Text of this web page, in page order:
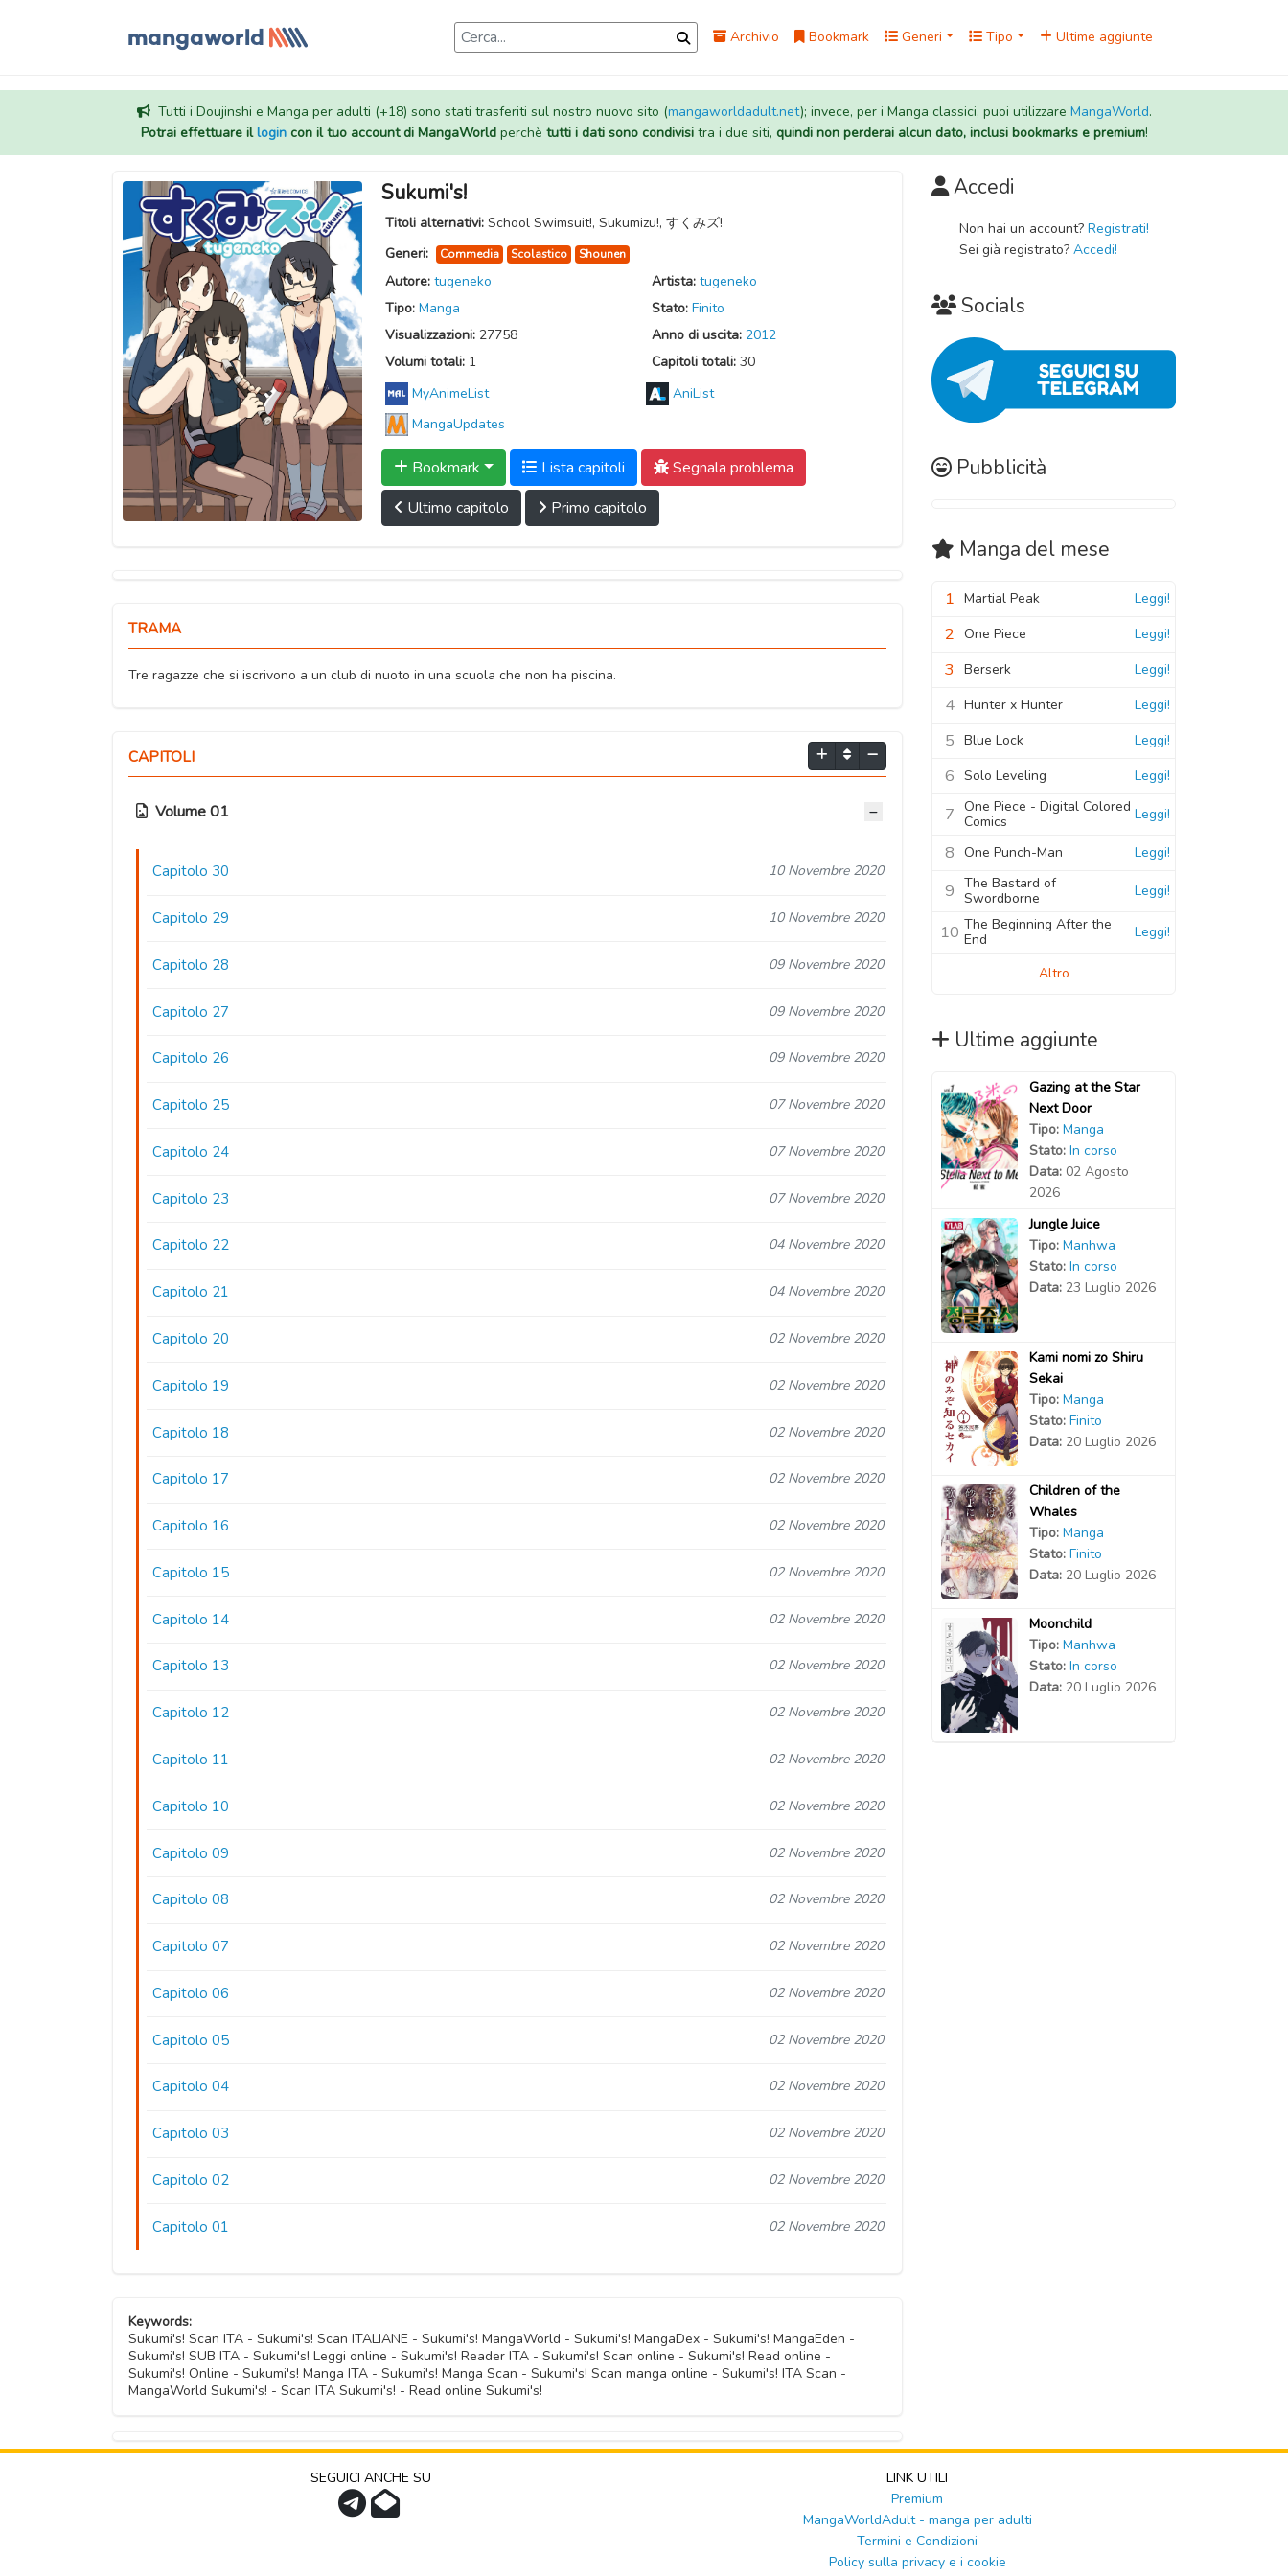
Archivio Bookmark Generi Tipo Ultime aggiunte
Tutti i Doujinshi e Manga per adulti (+18) sono stati trasferiti sul nostro nuovo sito (mangaworldadult.net); invece, per i Manga classici, puoi utilizzare MangaWorld.
Potrai effettuare illogincon il tuo account di MangaWorldperchè tutti i dati sono condivisitra i due siti, quindi non perderai alcun dato, inclusi bookmarks e premium!
Sukumi's!
Titoli alternativi: School Swimsuit!, Sukumizu!, すくみズ!
Generi:
Commedia Scolastico Shounen
Autore: tugeneko Artista: tugeneko
Tipo: Manga Stato: Finito
Visualizzazioni: 27758 Anno di uscita: 2012
Volumi totali: 1 Capitoli totali: 30
MyAnimeList
AniList
MangaUpdates
Bookmark Lista capitoli
Segnala problema
Ultimo capitolo
Primo capitolo
TRAMA
Tre ragazze che si iscrivono a un club di nuoto in una scuola che non ha piscina.
CAPITOLI
Volume 01
Capitolo 30 10 Novembre 2020
Capitolo 29 10 Novembre 2020
Capitolo 28 09 Novembre 2020
Capitolo 27 09 Novembre 2020
Capitolo 26 09 Novembre 2020
Capitolo 25 07 Novembre 2020
Capitolo 24 07 Novembre 2020
Capitolo 23 07 Novembre 2020
Capitolo 22 04 Novembre 2020
Capitolo 21 04 Novembre 2020
Capitolo 20 02 Novembre 2020
Capitolo 19 02 Novembre 2020
Capitolo 18 02 Novembre 2020
Capitolo 17 02 Novembre 2020
Capitolo 16 02 Novembre 2020
Capitolo 15 02 Novembre 2020
Capitolo 14 02 Novembre 2020
Capitolo 13 02 Novembre 2020
Capitolo 12 02 Novembre 2020
Capitolo 11 02 Novembre 2020
Capitolo 10 02 Novembre 2020
Capitolo 09 02 Novembre 2020
Capitolo 08 02 Novembre 2020
Capitolo 07 02 Novembre 2020
Capitolo 06 02 Novembre 2020
Capitolo 05 02 Novembre 2020
Capitolo 04 02 Novembre 2020
Capitolo 03 02 Novembre 2020
Capitolo 02 02 Novembre 2020
Capitolo 01 02 Novembre 2020
Keywords:
Sukumi's! Scan ITA - Sukumi's! Scan ITALIANE - Sukumi's! MangaWorld - Sukumi's! MangaDex - Sukumi's! MangaEden -
Sukumi's! SUB ITA - Sukumi's! Leggi online - Sukumi's! Reader ITA - Sukumi's! Scan online - Sukumi's! Read online -
Sukumi's! Online - Sukumi's! Manga ITA - Sukumi's! Manga Scan - Sukumi's! Scan manga online - Sukumi's! ITA Scan -
MangaWorld Sukumi's! - Scan ITA Sukumi's! - Read online Sukumi's!
Accedi
Non hai un account? Registrati!
Sei già registrato? Accedi!
Socials
Pubblicità
Manga del mese
1 Martial Peak Leggi!
2 One Piece Leggi!
3 Berserk Leggi!
4 Hunter x Hunter Leggi!
5 Blue Lock Leggi!
6 Solo Leveling Leggi!
7 One Piece - Digital Colored
Comics
Leggi!
8 One Punch-Man Leggi!
9 The Bastard of
Swordborne
Leggi!
10 The Beginning After the
End
Leggi!
Altro
Ultime aggiunte
Gazing at the Star
Next Door
Tipo: Manga
Stato: In corso
Data: 02 Agosto
2026
Jungle Juice
Tipo: Manhwa
Stato: In corso
Data: 23 Luglio 2026
Kami nomi zo Shiru
Sekai
Tipo: Manga
Stato: Finito
Data: 20 Luglio 2026
Children of the
Whales
Tipo: Manga
Stato: Finito
Data: 20 Luglio 2026
Moonchild
Tipo: Manhwa
Stato: In corso
Data: 20 Luglio 2026
SEGUICI ANCHE SU
LINK UTILI
Premium
MangaWorldAdult - manga per adulti
Termini e Condizioni
Policy sulla privacy e i cookie